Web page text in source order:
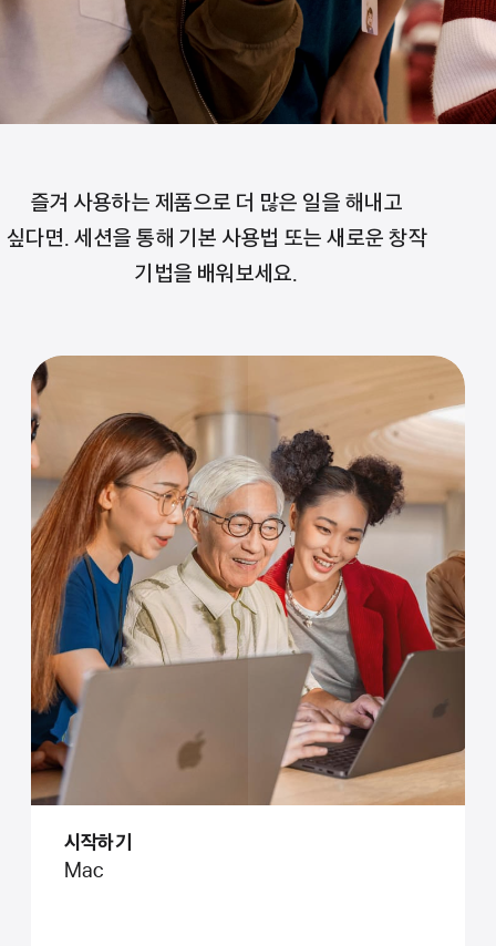
즐겨 사용하는 제품으로 더 많은 일을 해내고
싶다면. 세션을 통해 기본 사용법 또는 새로운 창작
기법을 배워보세요.
시작하기
Mac